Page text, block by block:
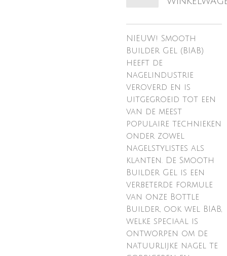
NIEUW! Smooth
Builder Gel (BIAB)
heeft de
nagelindustrie
veroverd en is
uitgegroeid tot een
van de meest
populaire technieken
onder zowel
nagelstylistes als
klanten. De Smooth
Builder Gel is een
verbeterde formule
van onze Bottle
Builder, ook wel BIAB,
welke speciaal is
ontworpen om de
natuurlijke nagel te